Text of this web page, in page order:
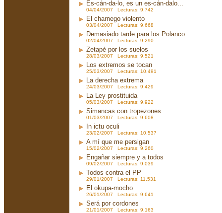
Es-cán-da-lo, es un es-cán-dalo...
04/04/2007 Lecturas: 9.742
El charnego violento
03/04/2007 Lecturas: 9.668
Demasiado tarde para los Polanco
02/04/2007 Lecturas: 9.290
Zetapé por los suelos
28/03/2007 Lecturas: 9.521
Los extremos se tocan
25/03/2007 Lecturas: 10.491
La derecha extrema
24/03/2007 Lecturas: 9.429
La Ley prostituida
05/03/2007 Lecturas: 9.922
Simancas con tropezones
01/03/2007 Lecturas: 9.608
In ictu oculi
23/02/2007 Lecturas: 10.537
A mí que me persigan
15/02/2007 Lecturas: 9.260
Engañar siempre y a todos
09/02/2007 Lecturas: 9.039
Todos contra el PP
29/01/2007 Lecturas: 11.531
El okupa-mocho
26/01/2007 Lecturas: 9.641
Será por cordones
21/01/2007 Lecturas: 9.163